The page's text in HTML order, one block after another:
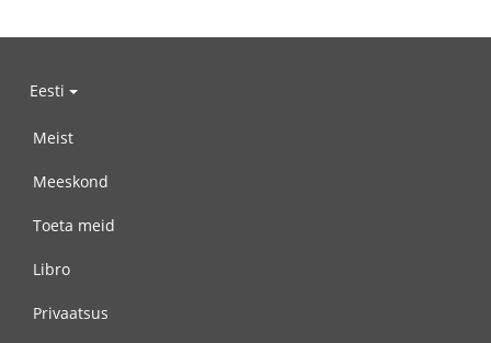
Eesti
Meist
Meeskond
Toeta meid
Libro
Privaatsus